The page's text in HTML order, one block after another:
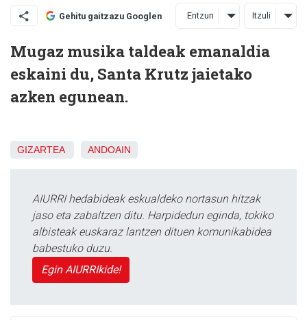
Gehitu gaitzazu Googlen Entzun Itzuli
Mugaz musika taldeak emanaldia
eskaini du, Santa Krutz jaietako
azken egunean.
GIZARTEA ANDOAIN
AIURRI hedabideak eskualdeko nortasun hitzak
jaso eta zabaltzen ditu. Harpidedun eginda, tokiko
albisteak euskaraz lantzen dituen komunikabidea
babestuko duzu.
Egin AIURRIkide!